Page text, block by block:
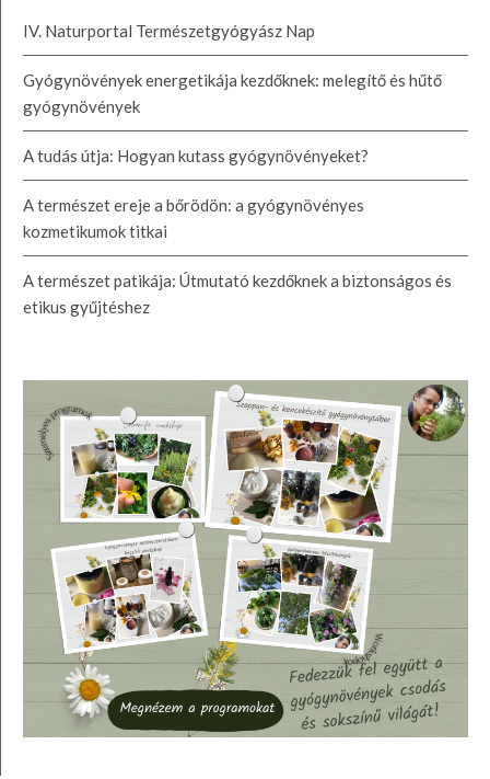
IV. Naturportal Természetgyógyász Nap
Gyógynövények energetikája kezdőknek: melegítő és hűtő
gyógynövények
A tudás útja: Hogyan kutass gyógynövényeket?
A természet ereje a bőrödön: a gyógynövényes
kozmetikumok titkai
A természet patikája: Útmutató kezdőknek a biztonságos és
etikus gyűjtéshez